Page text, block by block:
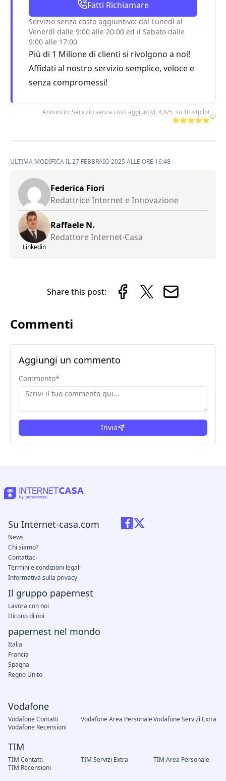
Fatti Richiamare
Servizio senza costo aggiuntivo: dal Lunedì al
Venerdì dalle 9:00 alle 20:00 ed il Sabato dalle
9:00 alle 17:00
Più di 1 Milione di clienti si rivolgono a noi!
Affidati al nostro servizio semplice, veloce e
senza compromessi!
Annuncio: Servizio senza costi aggiuntivi. 4,8/5 su Trustpilot
⭐⭐⭐⭐⭐
ULTIMA MODIFICA IL 27 FEBBRAIO 2025 ALLE ORE 16:48
Federica Fiori
Redattrice Internet e Innovazione
Linkedin
Raffaele N.
Redattore Internet-Casa
Share this post:
Commenti
Aggiungi un commento
Commento*
Invia
Vodafone
Vodafone Contatti Vodafone Area PersonaleVodafone Servizi Extra
Vodafone Recensioni
TIM
TIM Contatti TIM Servizi Extra
TIM Area Personale
TIM Recensioni
Su Internet-casa.com
News
Chi siamo?
Contattaci
Termini e condizioni legali
Informativa sulla privacy
Il gruppo papernest
Lavora con noi
Dicono di noi
papernest nel mondo
Italia
Francia
Spagna
Regno Unito